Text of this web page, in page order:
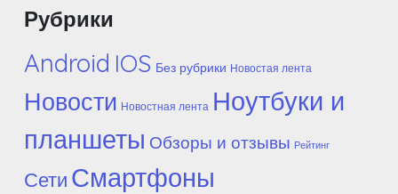
Рубрики
Android IOS Без рубрики Новостая лента
Новости Новостная лента Ноутбуки и
планшеты Обзоры и отзывы Рейтинг
Сети Смартфоны